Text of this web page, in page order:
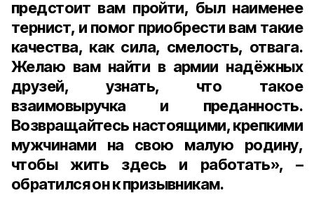
предстоит вам пройти, был наименее
тернист, и помог приобрести вам такие
качества, как сила, смелость, отвага.
Желаю вам найти в армии надёжных
друзей, узнать, что такое
взаимовыручка и преданность.
Возвращайтесь настоящими, крепкими
мужчинами на свою малую родину,
чтобы жить здесь и работать», –
обратился он к призывникам.